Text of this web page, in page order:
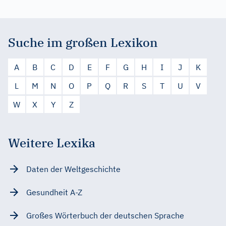
Suche im großen Lexikon
A B C D E F G H I J
K
L
M N O P Q R S T U
V
W
X Y Z
Weitere Lexika
Daten der Weltgeschichte
Gesundheit A-Z
Großes Wörterbuch der deutschen Sprache